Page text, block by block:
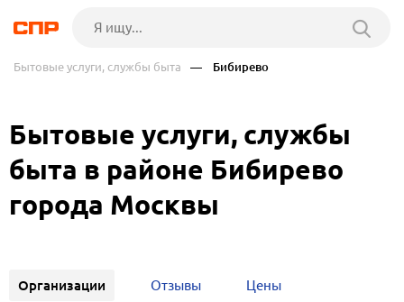
Бытовые услуги, службы быта — Бибирево
Бытовые услуги, службы
быта в районе Бибирево
города Москвы
Организации Отзывы Цены